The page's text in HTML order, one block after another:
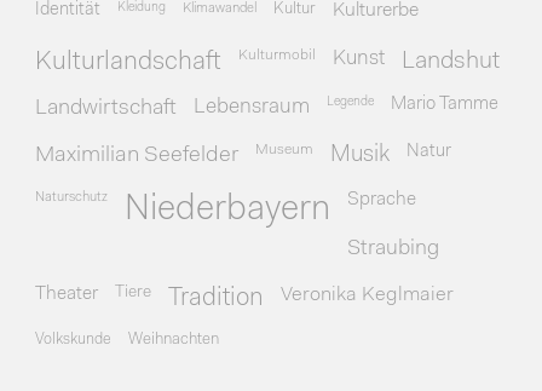
Identität Kleidung Klimawandel Kultur Kulturerbe
Kulturlandschaft Kulturmobil Kunst Landshut
Landwirtschaft Lebensraum Legende Mario Tamme
Maximilian Seefelder Museum Musik Natur
Naturschutz Niederbayern Sprache
Straubing
Theater Tiere Tradition Veronika Keglmaier
Volkskunde Weihnachten